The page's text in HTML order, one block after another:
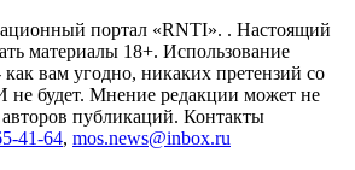
портал «RNTI». . Настоящий
материалы 18+. Использование
вам угодно, никаких претензий со
будет. Мнение редакции может не
публикаций. Контакты
41-64, mos.news@inbox.ru